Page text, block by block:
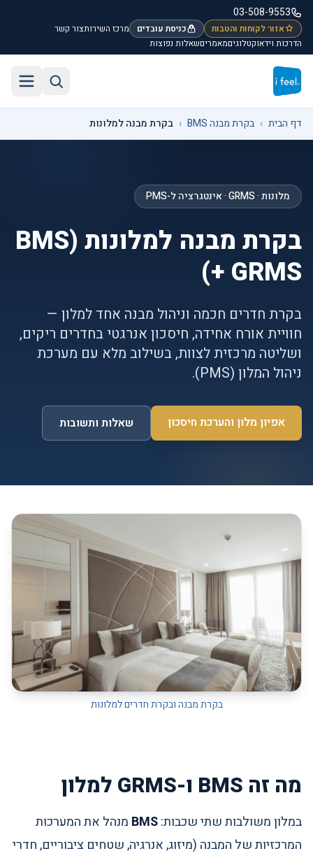
דלג לתוכן הראשי
03-508-9553
אזור לקוחות והטבות כניסת עובדים מרכז השירותצור קשר
הדרכות וידאוקטלוגיםמאמריםשאלות נפוצות
דף הבית › בקרת מבנה BMS › בקרת מבנה למלונות
מלונות · GRMS · אינטגרציה ל-PMS
בקרת מבנה למלונות (BMS
+ GRMS)
בקרת חדרים חכמה וניהול מבנה אחד למלון —
חוויית אורח אחידה, חיסכון אנרגטי בחדרים ריקים,
ושליטה מרכזית לצוות, בשילוב מלא עם מערכת
ניהול המלון (PMS).
אפיון מלון והערכת חיסכון שאלות ותשובות
בקרת מבנה ובקרת חדרים למלונות
מה זה BMS ו-GRMS למלון
במלון משולבות שתי שכבות:BMS מנהל את המערכות
המרכזיות של המבנה (מיזוג, אנרגיה, שטחים ציבוריים, חדרי